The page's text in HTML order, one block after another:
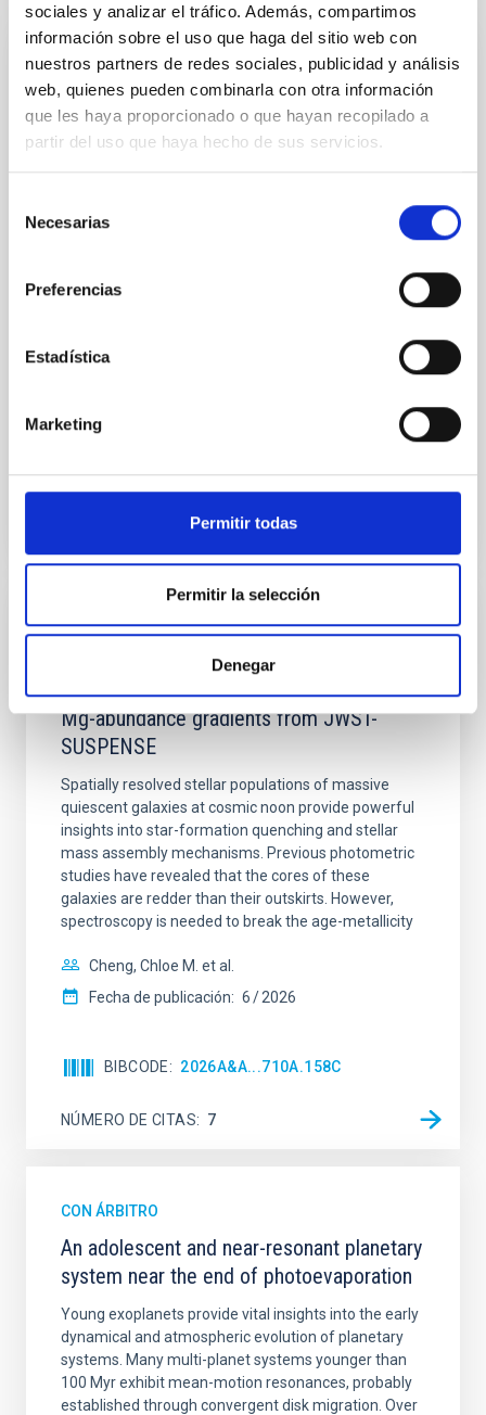
sociales y analizar el tráfico. Además, compartimos
información sobre el uso que haga del sitio web con
nuestros partners de redes sociales, publicidad y análisis
web, quienes pueden combinarla con otra información
que les haya proporcionado o que hayan recopilado a
partir del uso que haya hecho de sus servicios.
Necesarias
Preferencias
Estadística
Marketing
Permitir todas
Permitir la selección
Denegar
CON ÁRBITRO
Magnetic Field Alignment with Dense
Cores in the Transition between Cloud and
we expect to see alignments between the magnetic
field orientation of star-forming dense cores and the
instead, however, that the orientation of cores and
BIBCODE 2026APJ..1003...83Y
NÚMERO DE CITAS 0
CON ÁRBITRO
Clues to inside-out quenching in quiescent
galaxies at 1.2 ≲ z ≲ 2.2: Age, Fe-, and
Mg-abundance gradients from JWST-
SUSPENSE
Spatially resolved stellar populations of massive
quiescent galaxies at cosmic noon provide powerful
insights into star-formation quenching and stellar
mass assembly mechanisms. Previous photometric
studies have revealed that the cores of these
galaxies are redder than their outskirts. However,
spectroscopy is needed to break the age-metallicity
Cheng, Chloe M. et al.
Fecha de publicación: 6 2026
BIBCODE 2026A&A...710A.158C
NÚMERO DE CITAS 7
CON ÁRBITRO
An adolescent and near-resonant planetary
system near the end of photoevaporation
Young exoplanets provide vital insights into the early
dynamical and atmospheric evolution of planetary
systems. Many multi-planet systems younger than
100 Myr exhibit mean-motion resonances, probably
established through convergent disk migration. Over